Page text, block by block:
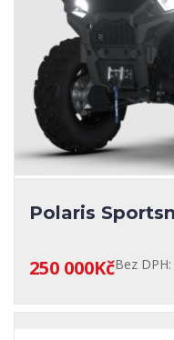
Polaris
250 000KčBez DPH: